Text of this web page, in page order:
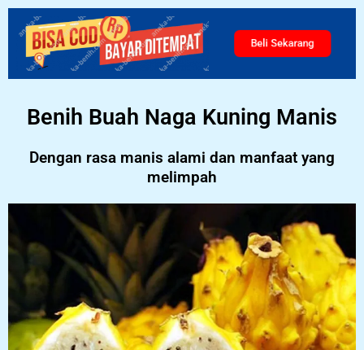
Beli Sekarang
Benih Buah Naga Kuning Manis
Dengan rasa manis alami dan manfaat yang
melimpah